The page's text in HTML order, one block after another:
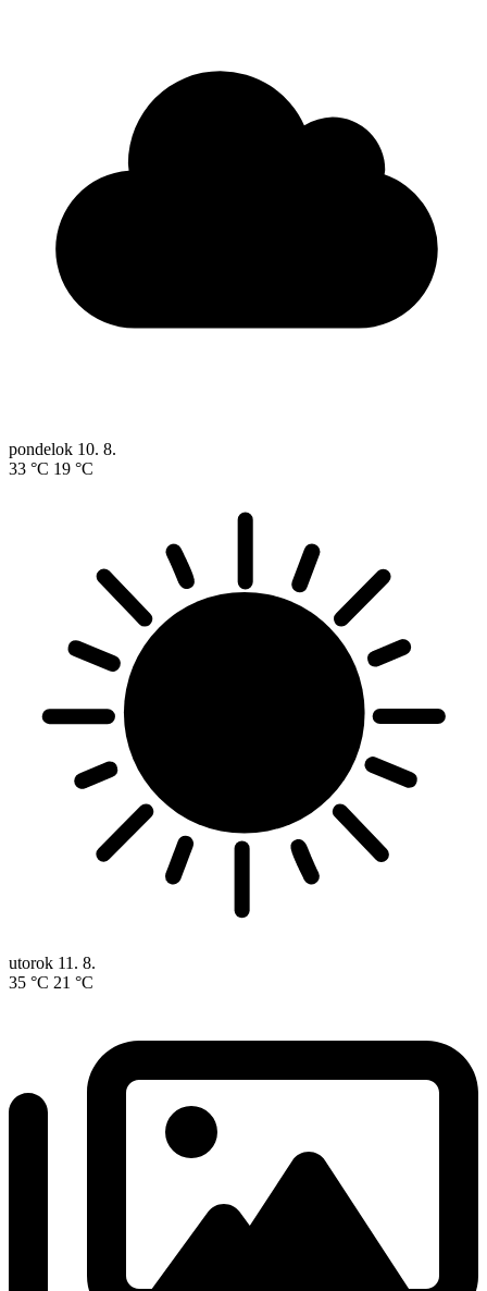
pondelok 10. 8.
33 °C 19 °C
utorok 11. 8.
35 °C 21 °C